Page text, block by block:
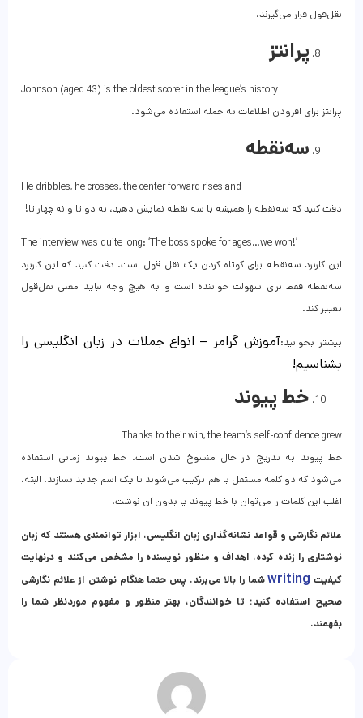
نقل‌قول قرار می‌گیرند.
پرانتز
Johnson (aged 43) is the oldest scorer in the league’s history
پرانتز برای افزودن اطلاعات به جمله استفاده می‌شود.
سه‌نقطه
He dribbles, he crosses, the center forward rises and
دقت کنید که سه‌نقطه را همیشه با سه نقطه نمایش دهید، نه دو تا و نه چهار تا!
The interview was quite long: ‘The boss spoke for ages…we won!’
این کاربرد سه‌نقطه برای کوتاه کردن یک نقل قول است. دقت کنید که این کاربرد
سه‌نقطه فقط برای سهولت خواننده است و به هیچ وجه نباید معنی نقل‌قول
تغییر کند.
بیشتر بخوانید:آموزش گرامر – انواع جملات در زبان انگلیسی را
بشناسیم!
خط پیوند
Thanks to their win, the team’s self-confidence grew
خط پیوند به تدریج در حال منسوخ شدن است. خط پیوند زمانی استفاده
می‌شود که دو کلمه مستقل با هم ترکیب می‌شوند تا یک اسم جدید بسازند. البته،
اغلب این کلمات را می‌توان با خط پیوند یا بدون آن نوشت.
علائم نگارشی و قواعد نشانه‌گذاری زبان انگلیسی، ابزار توانمندی هستند که زبان
نوشتاری را زنده کرده، اهداف و منظور نویسنده را مشخص می‌کنند و درنهایت
کیفیت writingشما را بالا می‌برند. پس حتما هنگام نوشتن از علائم نگارشی
صحیح استفاده کنید؛ تا خوانندگان، بهتر منظور و مفهوم موردنظر شما را
بفهمند.